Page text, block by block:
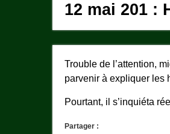
12 mai 201 :
Trouble de l’attention,
parvenir à expliquer les
Pourtant, il s’inquiéta
Partager :